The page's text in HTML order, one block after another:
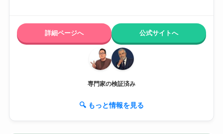
詳細ページへ 公式サイトへ
専門家の検証済み
🔍 もっと情報を見る